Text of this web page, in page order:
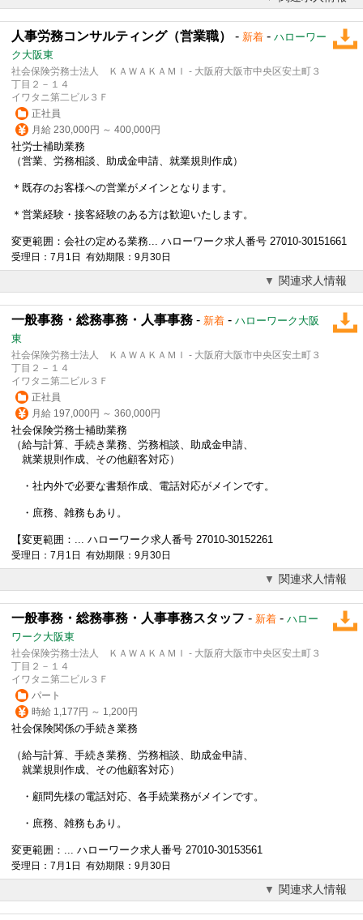
人事労務コンサルティング（営業職） - 新着 - ハローワー
ク大阪東
社会保険労務士法人 ＫＡＷＡＫＡＭＩ - 大阪府大阪市中央区安土町３
丁目２－１４
イワタニ第二ビル３Ｆ
正社員
月給 230,000円 ～ 400,000円
社労士補助業務
（営業、 労務相談 、助成金申請、就業規則作成）
＊既存のお客様への営業がメインとなります。
＊営業経験・接客経験のある方は歓迎いたします。
変更範囲：会社の定める業務... ハローワーク求人番号 27010-30151661
受理日：7月1日 有効期限：9月30日
関連求人情報
一般事務・総務事務・人事事務 - 新着 - ハローワーク大阪
東
社会保険労務士法人 ＫＡＷＡＫＡＭＩ - 大阪府大阪市中央区安土町３
丁目２－１４
イワタニ第二ビル３Ｆ
正社員
月給 197,000円 ～ 360,000円
社会保険労務士補助業務
（給与計算、手続き業務、 労務相談 、助成金申請、
就業規則作成、その他顧客対応）
・社内外で必要な書類作成、電話対応がメインです。
・庶務、雑務もあり。
【変更範囲：... ハローワーク求人番号 27010-30152261
受理日：7月1日 有効期限：9月30日
関連求人情報
一般事務・総務事務・人事事務スタッフ - 新着 - ハロー
ワーク大阪東
社会保険労務士法人 ＫＡＷＡＫＡＭＩ - 大阪府大阪市中央区安土町３
丁目２－１４
イワタニ第二ビル３Ｆ
パート
時給 1,177円 ～ 1,200円
社会保険関係の手続き業務
（給与計算、手続き業務、 労務相談 、助成金申請、
就業規則作成、その他顧客対応）
・顧問先様の電話対応、各手続業務がメインです。
・庶務、雑務もあり。
変更範囲：... ハローワーク求人番号 27010-30153561
受理日：7月1日 有効期限：9月30日
関連求人情報